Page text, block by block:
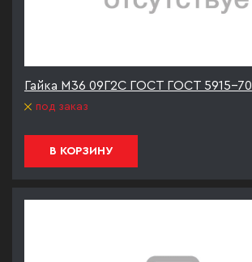
Гайка М36 09Г2С ГОСТ ГОСТ 5915-70
под заказ
В КОРЗИНУ